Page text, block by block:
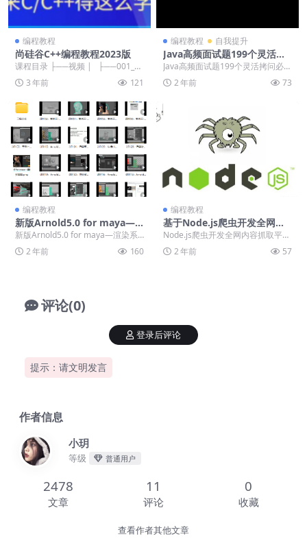
编程教程
尚硅谷C++编程教程2023版
课程目录 ├──视频 | ├──001_C
++视频简介.mp4 27.43...
3 年前 121
编程教程 自我提升
Java高频面试题199个灵活拷
问必斩offer
Java高频面试题199个灵活拷问必斩
offer ├──代码 | └──code...
2 年前 73
编程教程
新版Arnold5.0 for maya—
渲染系统完全教学
新版Arnold5.0 for maya—渲染系
统完全教学 课程内容： 课时00...
2 年前 160
编程教程
基于Node.js爬虫开发全网内
容抓取平台（项目班4期）
Node.js爬虫开发全网内容抓取平台
（项目班4期） ├──00【先导】课
前预习...
2 年前 57
评论(0)
提示：请文明发言
登录后评论
作者信息
小玥
等级 普通用户
2478
文章
11
评论
0
收藏
查看作者其他文章